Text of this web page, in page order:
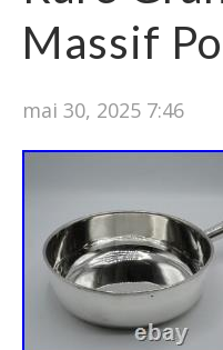
Massif
mai 30, 2025 7:46